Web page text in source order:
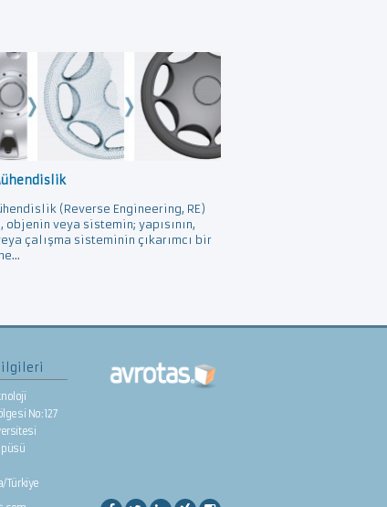
(Reverse Engineering, RE)
objenin veya sistemin; yapısının,
çalışma sisteminin çıkarımcı bir
No:127
Türkiye